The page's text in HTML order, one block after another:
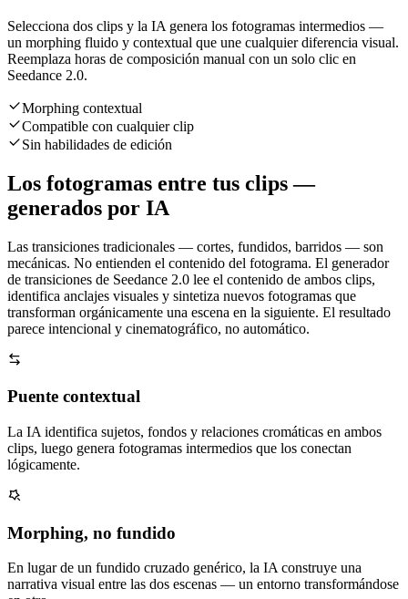
Selecciona dos clips y la IA genera los fotogramas intermedios —
un morphing fluido y contextual que une cualquier diferencia visual.
Reemplaza horas de composición manual con un solo clic en
Seedance 2.0.
Morphing contextual
Compatible con cualquier clip
Sin habilidades de edición
Los fotogramas entre tus clips —
generados por IA
Las transiciones tradicionales — cortes, fundidos, barridos — son
mecánicas. No entienden el contenido del fotograma. El generador
de transiciones de Seedance 2.0 lee el contenido de ambos clips,
identifica anclajes visuales y sintetiza nuevos fotogramas que
transforman orgánicamente una escena en la siguiente. El resultado
parece intencional y cinematográfico, no automático.
Puente contextual
La IA identifica sujetos, fondos y relaciones cromáticas en ambos
clips, luego genera fotogramas intermedios que los conectan
lógicamente.
Morphing, no fundido
En lugar de un fundido cruzado genérico, la IA construye una
narrativa visual entre las dos escenas — un entorno transformándose